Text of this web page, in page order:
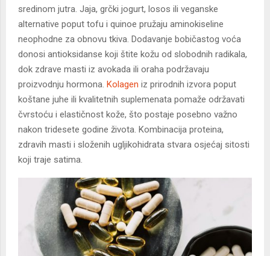
sredinom jutra. Jaja, grčki jogurt, losos ili veganske
alternative poput tofu i quinoe pružaju aminokiseline
neophodne za obnovu tkiva. Dodavanje bobičastog voća
donosi antioksidanse koji štite kožu od slobodnih radikala,
dok zdrave masti iz avokada ili oraha podržavaju
proizvodnju hormona. Kolagen iz prirodnih izvora poput
koštane juhe ili kvalitetnih suplemenata pomaže održavati
čvrstoću i elastičnost kože, što postaje posebno važno
nakon tridesete godine života. Kombinacija proteina,
zdravih masti i složenih ugljikohidrata stvara osjećaj sitosti
koji traje satima.